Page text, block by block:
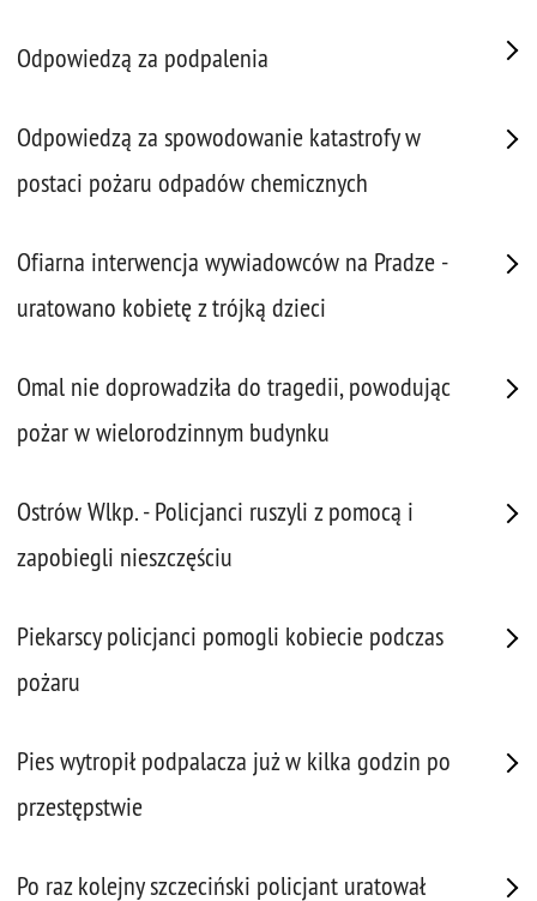
Odpowiedzą za podpalenia
Odpowiedzą za spowodowanie katastrofy w
postaci pożaru odpadów chemicznych
Ofiarna interwencja wywiadowców na Pradze -
uratowano kobietę z trójką dzieci
Omal nie doprowadziła do tragedii, powodując
pożar w wielorodzinnym budynku
Ostrów Wlkp. - Policjanci ruszyli z pomocą i
zapobiegli nieszczęściu
Piekarscy policjanci pomogli kobiecie podczas
pożaru
Pies wytropił podpalacza już w kilka godzin po
przestępstwie
Po raz kolejny szczeciński policjant uratował